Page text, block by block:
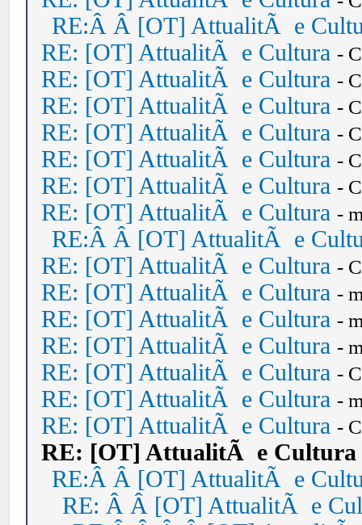
RE:Â Â [OT] AttualitÃ e
RE: [OT] AttualitÃ e Cultura -
RE: [OT] AttualitÃ e Cultura -
RE: [OT] AttualitÃ e Cultura -
RE: [OT] AttualitÃ e Cultura -
RE: [OT] AttualitÃ e Cultura -
RE: [OT] AttualitÃ e Cultura -
RE: [OT] AttualitÃ e Cultura -
RE:Â Â [OT] AttualitÃ e
RE: [OT] AttualitÃ e Cultura -
RE: [OT] AttualitÃ e Cultura -
RE: [OT] AttualitÃ e Cultura -
RE: [OT] AttualitÃ e Cultura -
RE: [OT] AttualitÃ e Cultura -
RE: [OT] AttualitÃ e Cultura -
RE: [OT] AttualitÃ e Cultura -
RE: [OT] AttualitÃ e Cultura
RE:Â Â [OT] AttualitÃ e
RE: Â Â [OT] AttualitÃ e